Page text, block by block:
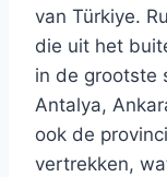
van Türkiye.
die uit het
in de grootste
Antalya,
ook de
vertrekken,